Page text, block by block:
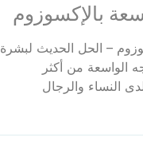
بالإكسوزوم
– الحل الحديث لبشرة
الواسعة من أكثر
النساء والرجال